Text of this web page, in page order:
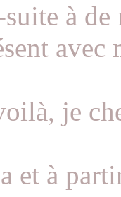
à
avec
je
et à